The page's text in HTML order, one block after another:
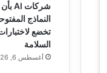
شركات AI بأن
النماذج
تخضع
السلامة
أغسطس 6, 2026